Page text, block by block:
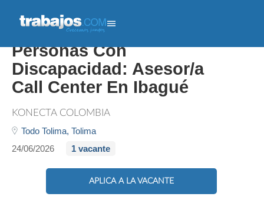
Oportunidad Laboral Para
Personas Con
Discapacidad: Asesor/a
Call Center En Ibagué
KONECTA COLOMBIA
Todo Tolima, Tolima
24/06/2026
1 vacante
APLICA A LA VACANTE